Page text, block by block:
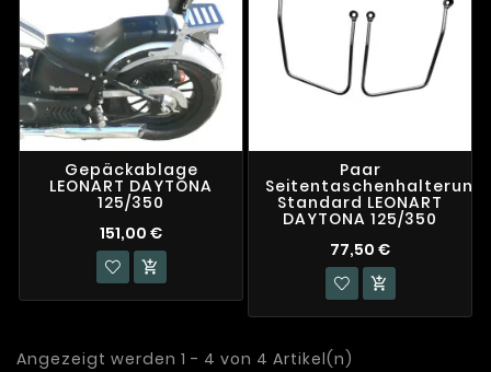
Gepäckablage
LEONART DAYTONA
125/350
151,00 €

Paar
Standard LEONART
DAYTONA 125/350
77,50 €

Angezeigt werden 1 - 4 von 4 Artikel(n)